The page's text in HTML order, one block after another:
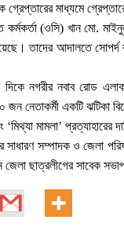
মাধ্যমে
(ওসি) খান মো.
তাদের আদালতে
নগরীর নবাব রোড
নেতাকর্মী একটি ঝটিকা
মামলা’ প্রত্যাহারের
সাধারণ সম্পাদক ও জেলা
ছাত্রলীগের সাবেক